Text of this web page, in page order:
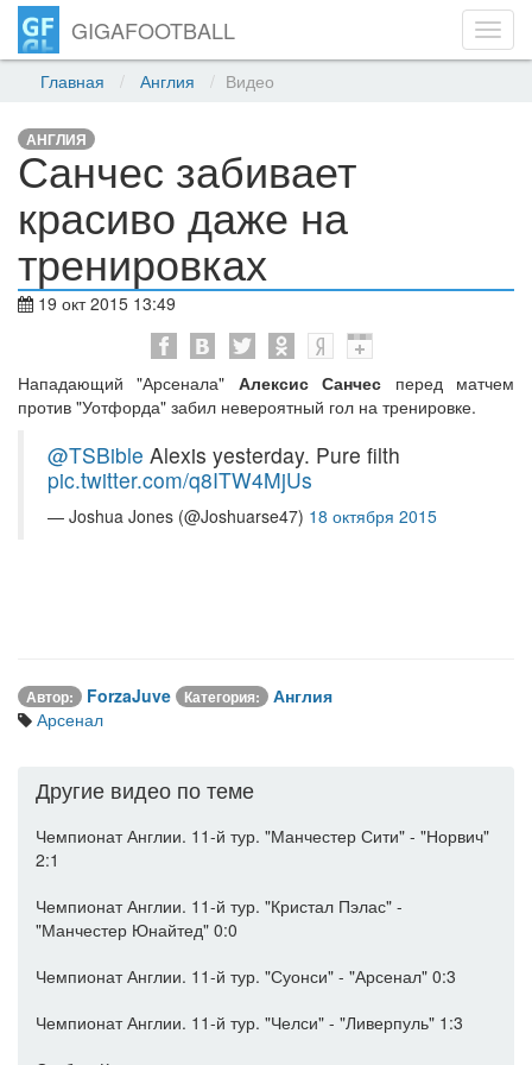
GIGAFOOTBALL
Главная Англия Видео
АНГЛИЯ
Санчес забивает
красиво даже на
тренировках
19 окт 2015 13:49
Нападающий "Арсенала" Алексис Санчес перед матчем
против "Уотфорда" забил невероятный гол на тренировке.
@TSBible Alexis yesterday. Pure filth
pic.twitter.com/q8ITW4MjUs
— Joshua Jones (@Joshuarse47) 18 октября 2015
Автор: ForzaJuve Категория:
Англия
Арсенал
Другие видео по теме
Чемпионат Англии. 11-й тур. "Манчестер Сити" - "Норвич"
2:1
Чемпионат Англии. 11-й тур. "Кристал Пэлас" -
"Манчестер Юнайтед" 0:0
Чемпионат Англии. 11-й тур. "Суонси" - "Арсенал" 0:3
Чемпионат Англии. 11-й тур. "Челси" - "Ливерпуль" 1:3